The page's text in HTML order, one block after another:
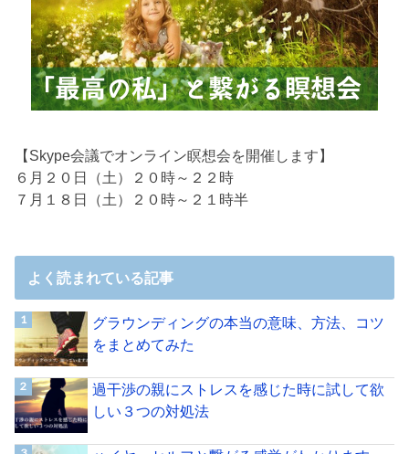
【Skype会議でオンライン瞑想会を開催します】
６月２０日（土）２０時～２２時
７月１８日（土）２０時～２１時半
よく読まれている記事
グラウンディングの本当の意味、方法、コツ
をまとめてみた
過干渉の親にストレスを感じた時に試して欲
しい３つの対処法